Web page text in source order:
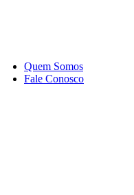
Quem Somos
Fale Conosco